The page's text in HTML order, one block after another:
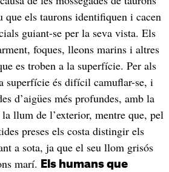
que els taurons identifiquen i cacen
guiant-se per la seva vista. Els
foques, lleons marins i altres
es troben a la superfície. Per als
superfície és difícil camuflar-se, i
d’aigües més profundes, amb la
llum de l’exterior, mentre que, pel
preses els costa distingir els
a sota, ja que el seu llom grisós
marí.
Els humans que